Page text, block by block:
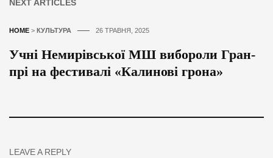
NEXT ARTICLES
HOME > КУЛЬТУРА 26 ТРАВНЯ, 2025
Учні Немирівської МШ вибороли Гран-
прі на фестивалі «Калинові грона»
LEAVE A REPLY